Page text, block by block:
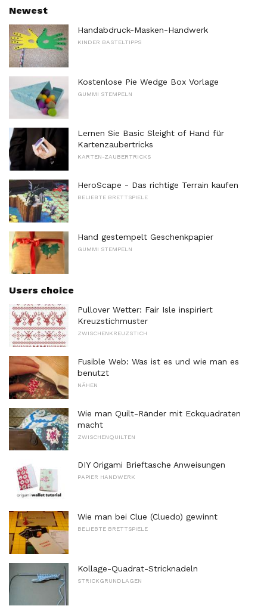
Newest
Handabdruck-Masken-Handwerk
KINDER BASTELTIPPS
Kostenlose Pie Wedge Box Vorlage
GUMMI STEMPELN
Lernen Sie Basic Sleight of Hand für
Kartenzaubertricks
KARTEN-ZAUBERTRICKS
HeroScape - Das richtige Terrain kaufen
BELIEBTE BRETTSPIELE
Hand gestempelt Geschenkpapier
GUMMI STEMPELN
Users choice
Pullover Wetter: Fair Isle inspiriert
Kreuzstichmuster
ZWISCHENKREUZSTICH
Fusible Web: Was ist es und wie man es
benutzt
NÄHEN
Wie man Quilt-Ränder mit Eckquadraten
macht
ZWISCHENQUILTEN
DIY Origami Brieftasche Anweisungen
PAPIER HANDWERK
Wie man bei Clue (Cluedo) gewinnt
BELIEBTE BRETTSPIELE
Kollage-Quadrat-Stricknadeln
STRICKGRUNDLAGEN